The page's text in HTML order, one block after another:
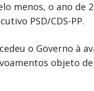
menos, o ano de
PSD/CDS-PP.
o Governo à
objeto